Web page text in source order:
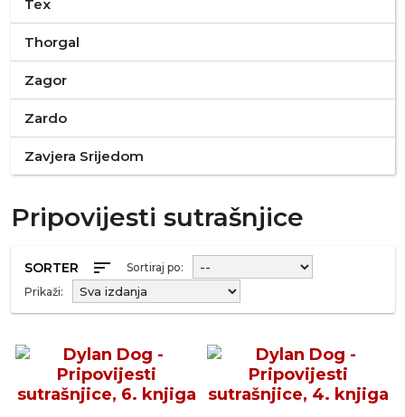
Tex
Thorgal
Zagor
Zardo
Zavjera Srijedom
Pripovijesti sutrašnjice
SORTER sort
Sortiraj po:
Prikaži: